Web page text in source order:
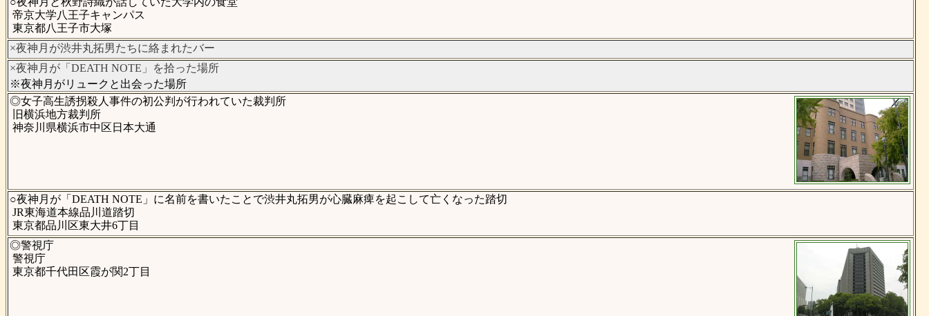
帝京大学八王子キャンパス
東京都八王子市大塚
×夜神月が渋井丸拓男たちに絡まれたバー
×夜神月が「DEATH NOTE」を拾った場所
※夜神月がリュークと出会った場所
◎女子高生誘拐殺人事件の初公判が行われていた裁判所
旧横浜地方裁判所
神奈川県横浜市中区日本大通
○夜神月が「DEATH NOTE」に名前を書いたことで渋井丸拓男が心臓麻痺を起こして亡くなった踏切
JR東海道本線品川道踏切
東京都品川区東大井6丁目
◎警視庁
警視庁
東京都千代田区霞が関2丁目